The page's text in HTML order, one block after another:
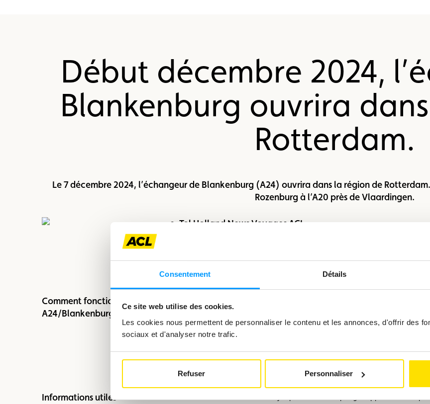
Consentement Détails
Ce site web utilise des cookies.
Les cookies nous permettent de personnaliser le contenu et les annonces, d'offrir des
sociaux et d'analyser notre trafic.
Refuser Personnaliser
Début décembre 2024,
Blankenburg ouvrira
Rotterdam.
Le 7 décembre 2024, l’échangeur de Blankenburg (A24) ouvrira dans la région de
Rozenburg à l’A20 près de Vlaardingen.
Comment fonctionne le paiement pour la liaison
A24/Blankenburg et qu’est-ce que l’e-TOL ?
L’e-TOL est un système de péage électronique
d’usage des routes. Ce système permet un
arrêt à un poste de péage.
Par exemple, sur la nouvelle liaison A24/
automatiquement prise, ce qui vous permettra de
Informations utiles